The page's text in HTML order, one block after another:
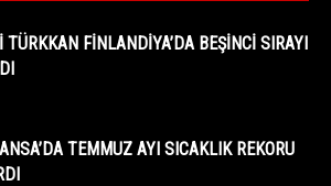
TÜRKKAN FİNLANDİYA’DA BEŞİNCİ SIRAYI
TEMMUZ AYI SICAKLIK REKORU